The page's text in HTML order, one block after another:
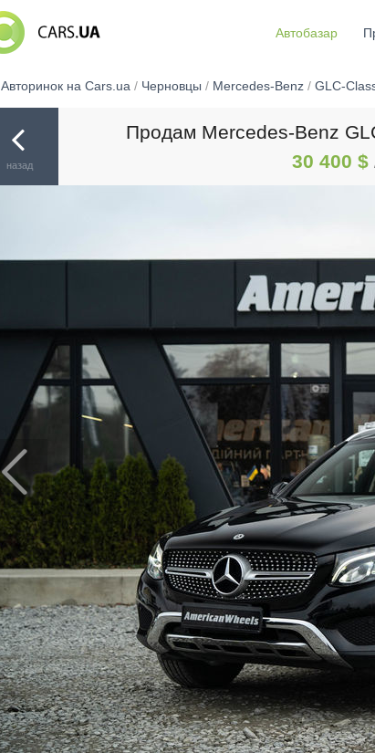
Автобазар
Авторинок на Cars.ua / Черновцы / Mercedes-Benz/ GLC-
назад
Продам Mercedes-Benz
30 400 $